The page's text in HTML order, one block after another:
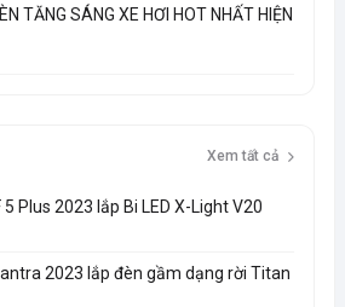
TĂNG SÁNG XE HƠI HOT NHẤT HIỆN
Xem tất cả
5 Plus 2023 lắp Bi LED X-Light V20
2023 lắp đèn gầm dạng rời Titan